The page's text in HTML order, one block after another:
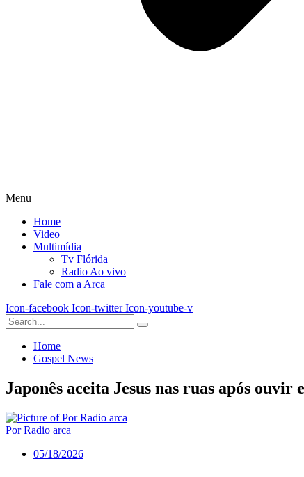
Menu
Home
Video
Multimídia
Tv Flórida
Radio Ao vivo
Fale com a Arca
Icon-facebook Icon-twitter Icon-youtube-v
Home
Gospel News
Japonês aceita Jesus nas ruas após
Por Radio arca
05/18/2026